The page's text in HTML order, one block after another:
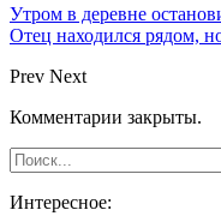
Утром в деревне
Отец находился рядом,
Prev Next
Комментарии закрыты.
Интересное: